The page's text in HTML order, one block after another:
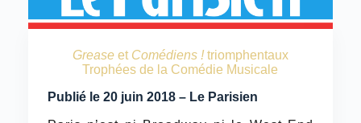
Greaseet Comédiens !triomphentaux
Trophées de la Comédie Musicale
Publié le 20 juin 2018 – Le Parisien